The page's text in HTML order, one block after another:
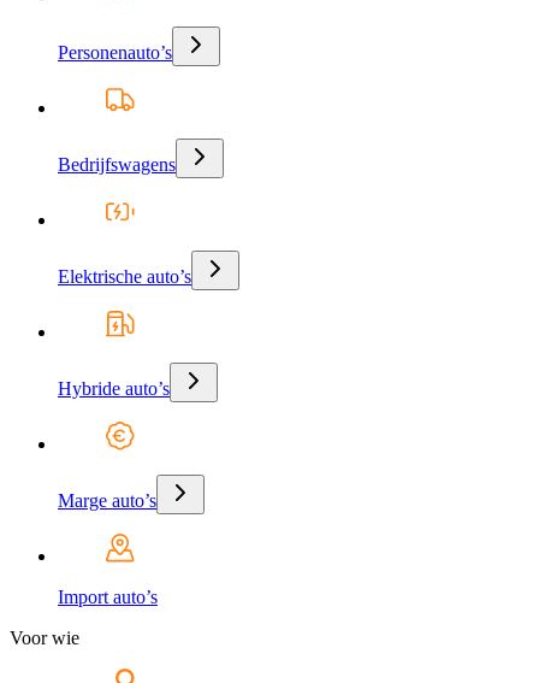
Personenauto’s
Bedrijfswagens
Elektrische auto’s
Hybride auto’s
Marge auto’s
Import auto’s
Voor wie